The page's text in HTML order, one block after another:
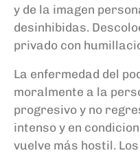
y de la imagen
desinhibidas.
privado con
La enfermedad del
moralmente a la
progresivo y no
intenso y en
vuelve más hostil.